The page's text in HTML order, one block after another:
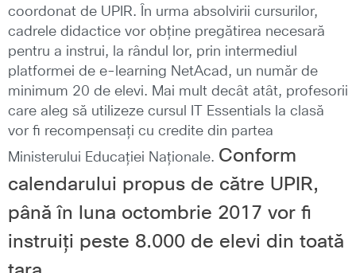
coordonat de UPIR. În urma absolvirii cursurilor,
cadrele didactice vor obține pregătirea necesară
pentru a instrui, la rândul lor, prin intermediul
platformei de e-learning NetAcad, un număr de
minimum 20 de elevi. Mai mult decât atât, profesorii
care aleg să utilizeze cursul IT Essentials la clasă
vor fi recompensați cu credite din partea
Ministerului Educației Naționale. Conform
calendarului propus de către UPIR,
până în luna octombrie 2017 vor fi
instruiți peste 8.000 de elevi din toată